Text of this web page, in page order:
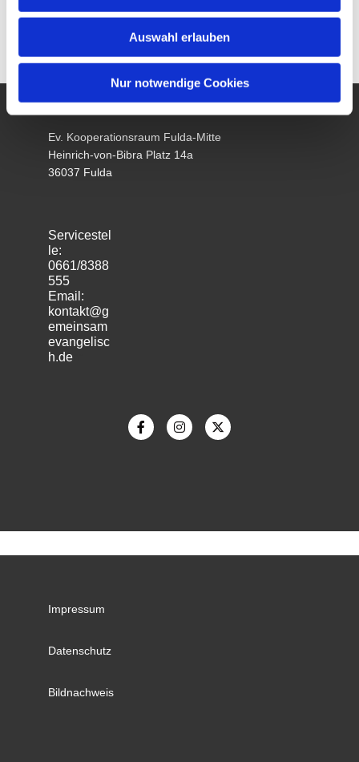
Auswahl erlauben
Nur notwendige Cookies
Ev. Kooperationsraum Fulda-Mitte
Heinrich-von-Bibra Platz 14a
36037 Fulda
Servicestel
le:
0661/8388
555
Email:
kontakt@g
emeinsam
evangelisc
h.de
Impressum
Datenschutz
Bildnachweis